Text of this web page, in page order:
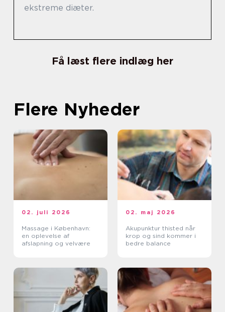
ekstreme diæter.
Få læst flere indlæg her
Flere Nyheder
02. juli 2026
Massage i København:
en oplevelse af
afslapning og velvære
02. maj 2026
Akupunktur thisted når
krop og sind kommer i
bedre balance